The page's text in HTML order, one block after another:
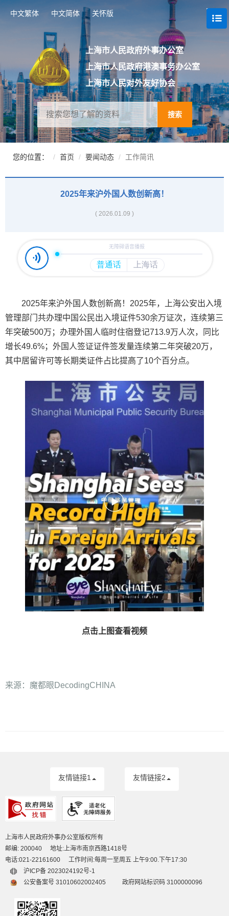
航
区
跳
转
到
主
要
内
域
中文繁体 中文简体 关怀版
上海市人民政府外事办公室
上海市人民政府港澳事务办公室
上海市人民对外友好协会
搜索
您的位置： 首页 要闻动态 工作简讯
2025年来沪外国人数创新高！
( 2026.01.09 )
2025年来沪外国人数创新高！2025年，上海公安出入境
管理部门共办理中国公民出入境证件530余万证次，连续第三
年突破500万；办理外国人临时住宿登记713.9万人次，同比
增长49.6%；外国人签证证件签发量连续第二年突破20万，
其中居留许可等长期类证件占比提高了10个百分点。
点击上图查看视频
来源：魔都眼DecodingCHINA
友情链接1 友情链接2
上海市人民政府外事办公室版权所有
邮编: 200040
地址:上海市南京西路1418号
电话:021-22161600
工作时间:每周一至周五 上午9:00.下午17:30
沪ICP备 2023024192号-1
公安备案号 31010602002405
政府网站标识码 3100000096